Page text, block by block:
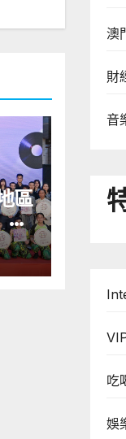
區
藝
》
王
澳
財
音
吃
娛